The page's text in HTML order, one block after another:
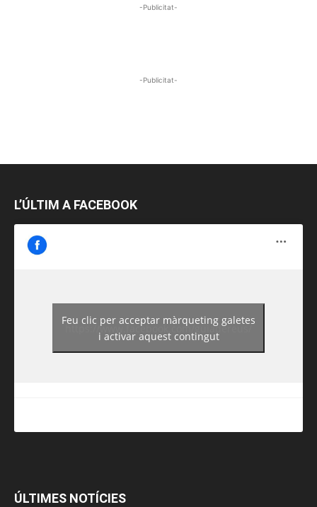
-Publicitat-
-Publicitat-
L’ÚLTIM A FACEBOOK
https://www.facebook.com/guiadereus/
Feu clic per acceptar màrqueting galetes
i activar aquest contingut
ÚLTIMES NOTÍCIES